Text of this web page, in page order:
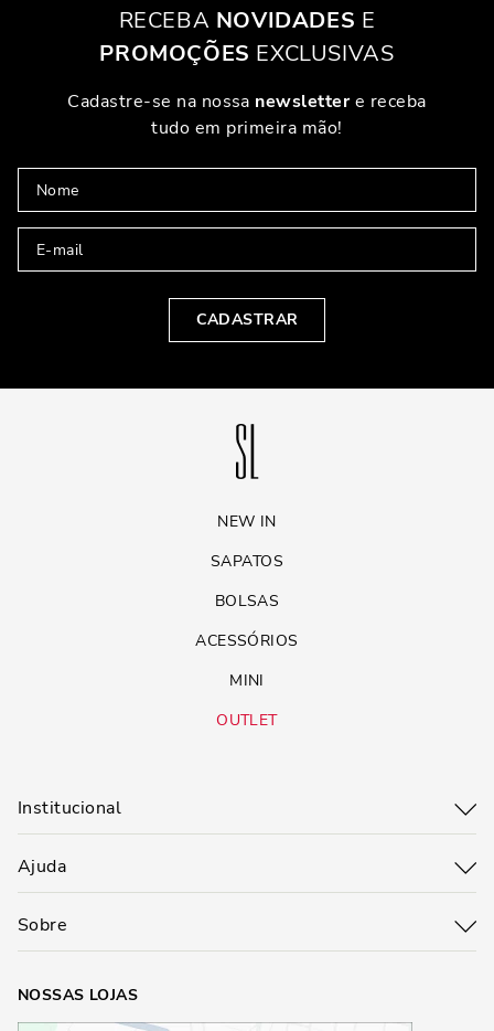
RECEBA NOVIDADES E
PROMOÇÕES EXCLUSIVAS
Cadastre-se na nossa newslettere receba
tudo em primeira mão!
CADASTRAR
NEW IN
SAPATOS
BOLSAS
ACESSÓRIOS
MINI
OUTLET
Institucional
Ajuda
Sobre
NOSSAS LOJAS